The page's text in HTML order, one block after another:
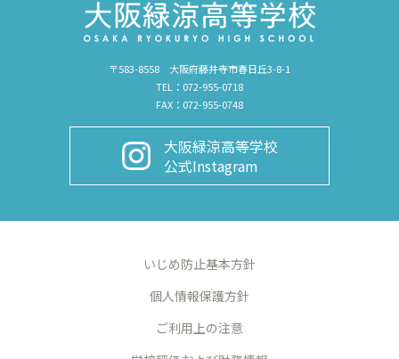
〒583-8558 大阪府藤井寺市春日丘3-8-1
TEL：072-955-0718
FAX：072-955-0748
大阪緑涼高等学校
公式Instagram
いじめ防止基本方針
個人情報保護方針
ご利用上の注意